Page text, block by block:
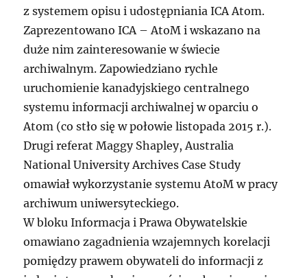
z systemem opisu i udostępniania ICA Atom.
Zaprezentowano ICA – AtoM i wskazano na
duże nim zainteresowanie w świecie
archiwalnym. Zapowiedziano rychle
uruchomienie kanadyjskiego centralnego
systemu informacji archiwalnej w oparciu o
Atom (co stło się w połowie listopada 2015 r.).
Drugi referat Maggy Shapley, Australia
National University Archives Case Study
omawiał wykorzystanie systemu AtoM w pracy
archiwum uniwersyteckiego.
W bloku Informacja i Prawa Obywatelskie
omawiano zagadnienia wzajemnych korelacji
pomiędzy prawem obywateli do informacji z